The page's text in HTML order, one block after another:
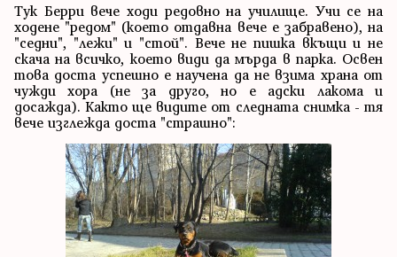
Тук Берри вече ходи редовно на училище. Учи се на
ходене "редом" (което отдавна вече е забравено), на
"седни", "лежи" и "стой". Вече не пишка вкъщи и не
скача на всичко, което види да мърда в парка. Освен
това доста успешно е научена да не взима храна от
чужди хора (не за друго, но е адски лакома и
досажда). Както ще видите от следната снимка - тя
вече изглежда доста "страшно":